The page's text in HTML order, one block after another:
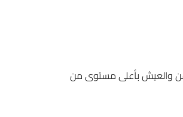
والعيش بأعلى مستوى من